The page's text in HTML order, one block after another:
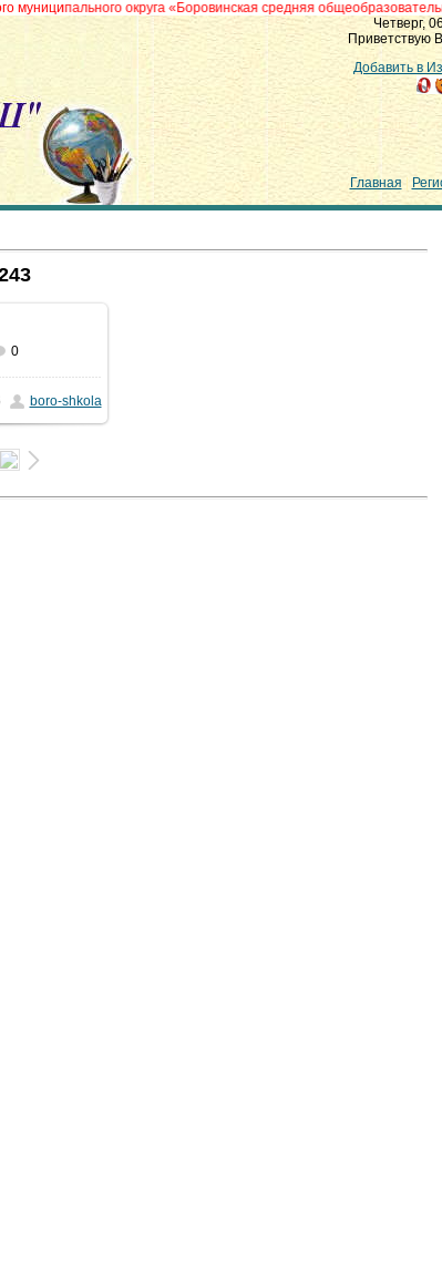
округа «Боровинская средняя общеобразовательная
Четверг,
Приветствую
Добавить в
Главная
0
boro-shkola